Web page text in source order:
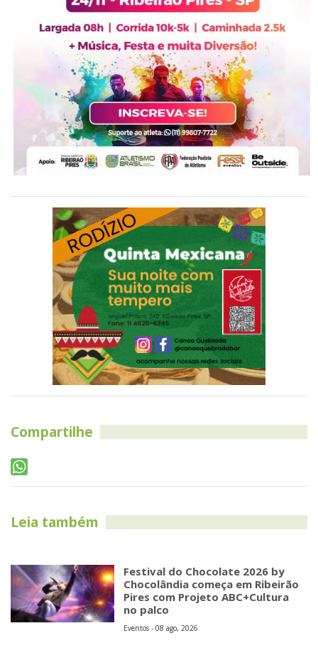
Compartilhe
Leia também
Festival do Chocolate 2026 by
Chocolândia começa em Ribeirão
Pires com Projeto ABC+Cultura
no palco
Eventos - 08 ago, 2026